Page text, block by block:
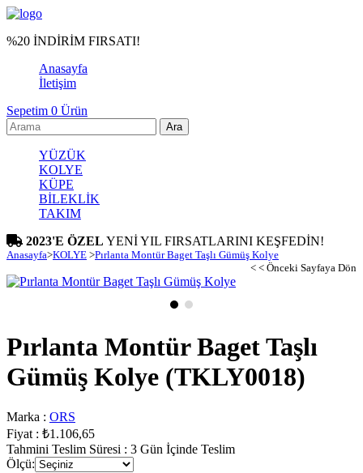
%20 İNDİRİM FIRSATI!
Anasayfa
İletişim
Sepetim 0 Ürün
YÜZÜK
KOLYE
KÜPE
BİLEKLİK
TAKIM
2023'E ÖZEL YENİ YIL FIRSATLARINI KEŞFEDİN!
Anasayfa>KOLYE >Pırlanta Montür Baget Taşlı Gümüş Kolye
< < Önceki Sayfaya Dön
Pırlanta Montür Baget Taşlı
Gümüş Kolye (TKLY0018)
Marka : ORS
Fiyat : ₺1.106,65
Tahmini Teslim Süresi : 3 Gün İçinde Teslim
Ölçü: